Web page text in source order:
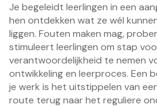
Je begeleidt leerlingen in een
hen ontdekken wat ze wél
liggen. Fouten maken mag,
stimuleert leerlingen om stap
verantwoordelijkheid te nemen
ontwikkeling en leerproces. Een
je werk is het uitstippelen van
route terug naar het reguliere